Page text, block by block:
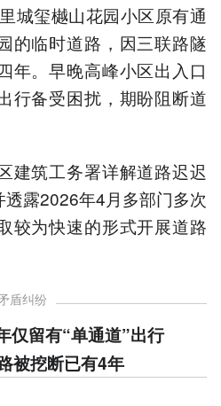
城玺樾山花园小区原有通
的临时道路，因三联路隧
年。早晚高峰小区出入口
行备受困扰，期盼阻断道
建筑工务署详解道路迟迟
露2026年4月多部门多次
较为快速的形式开展道路
盾纠纷
仅留有“单通道”出行
被挖断已有4年